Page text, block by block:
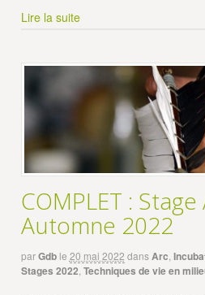
Lire la suite
COMPLET :
Automne 2022
parGdb le 20 mai 2022 dans Arc
Stages 2022 Techniques de vie en